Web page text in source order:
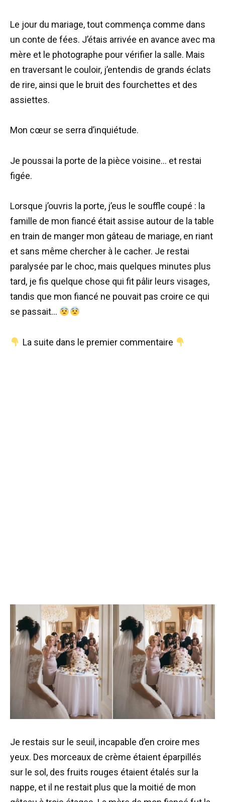
Le jour du mariage, tout commença comme dans
un conte de fées. J’étais arrivée en avance avec ma
mère et le photographe pour vérifier la salle. Mais
en traversant le couloir, j’entendis de grands éclats
de rire, ainsi que le bruit des fourchettes et des
assiettes.
Mon cœur se serra d’inquiétude.
Je poussai la porte de la pièce voisine… et restai
figée.
Lorsque j’ouvris la porte, j’eus le souffle coupé : la
famille de mon fiancé était assise autour de la table
en train de manger mon gâteau de mariage, en riant
et sans même chercher à le cacher. Je restai
paralysée par le choc, mais quelques minutes plus
tard, je fis quelque chose qui fit pâlir leurs visages,
tandis que mon fiancé ne pouvait pas croire ce qui
se passait…
La suite dans le premier commentaire
Je restais sur le seuil, incapable d’en croire mes
yeux. Des morceaux de crème étaient éparpillés
sur le sol, des fruits rouges étaient étalés sur la
nappe, et il ne restait plus que la moitié de mon